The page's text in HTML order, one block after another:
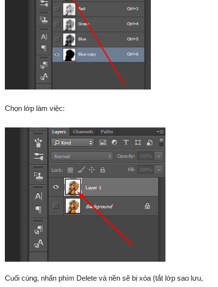
Chọn lớp làm việc:
Cuối cùng, nhấn phím Delete và nền sẽ bị xóa (tắt lớp sao lưu,